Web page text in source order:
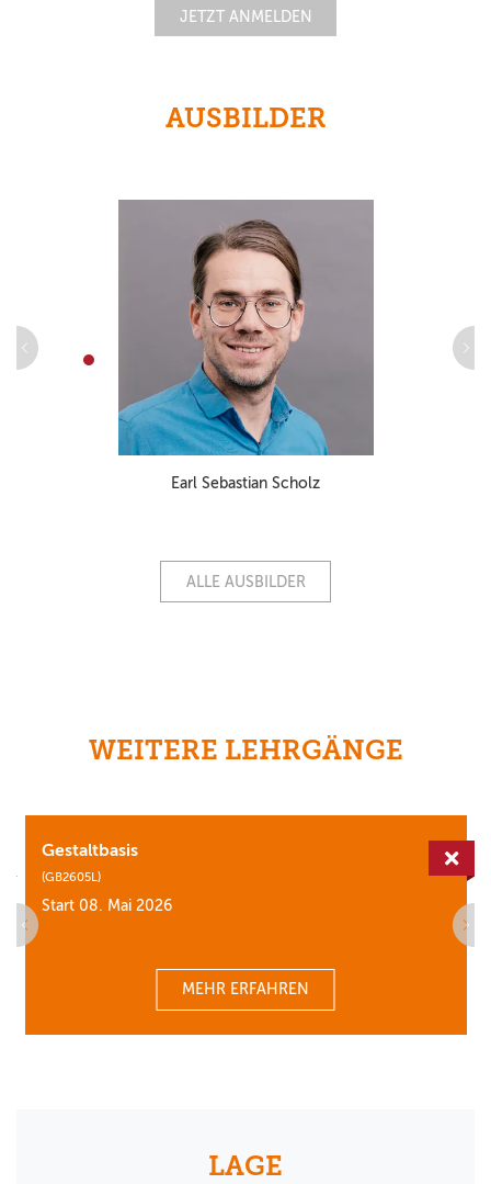
JETZT ANMELDEN
AUSBILDER
Earl Sebastian Scholz
ALLE AUSBILDER
WEITERE LEHRGÄNGE
Gestaltbasis
(GB2605L)
Start 08. Mai 2026
MEHR ERFAHREN
LAGE